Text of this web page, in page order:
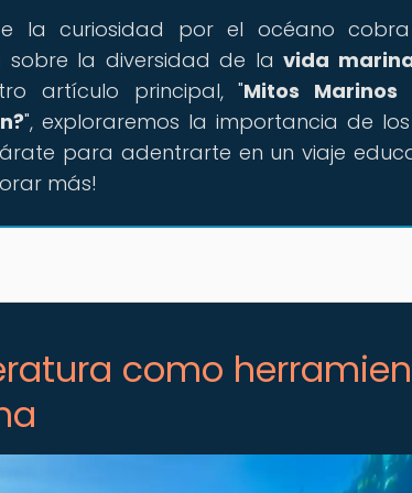
la curiosidad por el océano
sobre la diversidad de lavida
artículo principal, "Mitos
", exploraremos la importancia de
para adentrarte en un viaje
más!
como